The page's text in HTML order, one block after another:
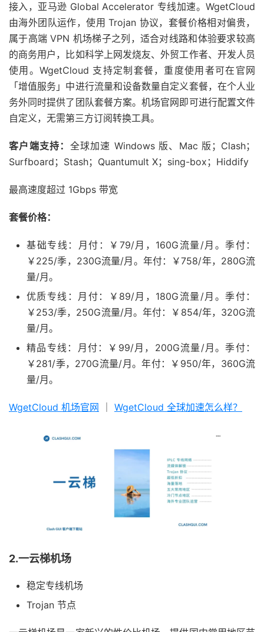
接入，亚马逊 Global Accelerator 专线加速。WgetCloud
由海外团队运作，使用 Trojan 协议，套餐价格相对偏贵，
属于高端 VPN 机场梯子之列，适合对线路和体验要求较高
的商务用户，比如科学上网发烧友、外贸工作者、开发人员
使用。WgetCloud 支持定制套餐，重度使用者可在官网
「增值服务」中进行流量和设备数量自定义套餐，在个人业
务外同时提供了团队套餐方案。机场官网即可进行配置文件
自定义，无需第三方订阅转换工具。
客户端支持： 全球加速 Windows 版、Mac 版；Clash；
Surfboard；Stash；Quantumult X；sing-box；Hiddify
最高速度超过 1Gbps 带宽
套餐价格：
基础专线：月付：￥79/月，160G流量/月。季付：
￥225/季，230G流量/月。年付：￥758/年，280G流
量/月。
优质专线：月付：￥89/月，180G流量/月。季付：
￥253/季，250G流量/月。年付：￥854/年，320G流
量/月。
精品专线：月付：￥99/月，200G流量/月。季付：
￥281/季，270G流量/月。年付：￥950/年，360G流
量/月。
WgetCloud 机场官网 WgetCloud 全球加速怎么样？
2.一云梯机场
稳定专线机场
Trojan 节点